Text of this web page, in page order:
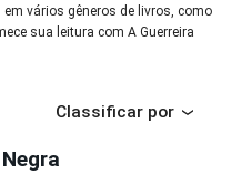
vários gêneros de livros, como
sua leitura com A Guerreira
Classificar por